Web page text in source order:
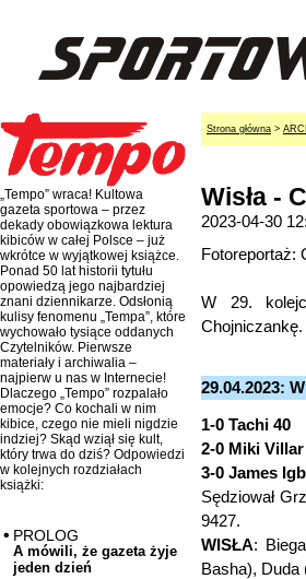
„Tempo” wraca! Kultowa
gazeta sportowa – przez
dekady obowiązkowa lektura
kibiców w całej Polsce – już
wkrótce w wyjątkowej książce.
Ponad 50 lat historii tytułu
opowiedzą jego najbardziej
znani dziennikarze. Odsłonią
kulisy fenomenu „Tempa”, które
wychowało tysiące oddanych
Czytelników. Pierwsze
materiały i archiwalia –
najpierw u nas w Internecie!
Dlaczego „Tempo” rozpalało
emocje? Co kochali w nim
kibice, czego nie mieli nigdzie
indziej? Skąd wziął się kult,
który trwa do dziś? Odpowiedzi
w kolejnych rozdziałach
książki:
PROLOG
A mówili, że gazeta żyje
jeden dzień
Strona główna >
Wisła -
2023-04-30
Fotoreportaż:
W 29.
Chojniczankę.
29.04.2023:
1-0 Tachi 40
2-0 Miki Villar
3-0 James
Sędziował
9427.
WISŁA:
Basha), Duda